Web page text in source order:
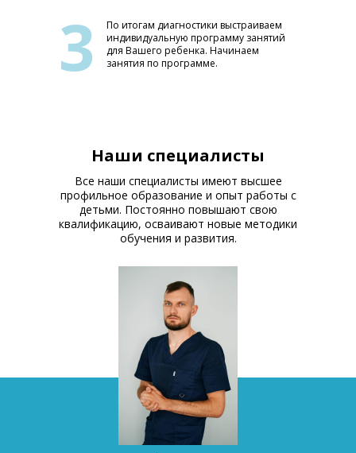
По итогам диагностики выстраиваем
индивидуальную программу занятий
для Вашего ребенка. Начинаем
занятия по программе.
3
Наши специалисты
Все наши специалисты имеют высшее
профильное образование и опыт работы с
детьми. Постоянно повышают свою
квалификацию, осваивают новые методики
обучения и развития.